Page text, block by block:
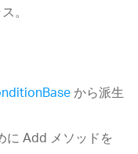
。
から派生
に Add メソッドを